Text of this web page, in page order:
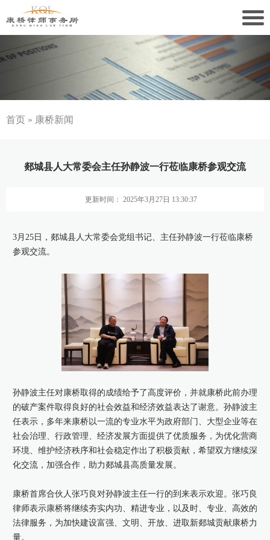
关于康桥
康桥文化
康桥党建
业务领域
社会责任
康桥出版
首页 » 康桥新闻
郯城县人大常委会主任孙静波一行莅临康桥参观交流
更新时间： 2025年3月27日 13:30:37
3月25日，郯城县人大常委会党组书记、主任孙静波一行莅临康桥
参观交流。
孙静波主任对康桥取得的成绩给予了高度评价，并就康桥此前办理
的破产案件取得良好的社会效益和经济效益表达了谢意。孙静波主
任表示，多年来康桥以一流的专业水平为政府部门、大型企业等在
社会治理、行政管理、经济发展方面提供了优质服务，为优化营商
环境、维护经济秩序和社会稳定作出了积极贡献，希望双方继续深
化交流，加强合作，助力郯城县高质量发展。
康桥首席合伙人张巧良对孙静波主任一行的到来表示欢迎。张巧良
律师表示康桥将继续夯实内功、精进专业，以及时、专业、高效的
法律服务，为加快建设富强、文明、开放、进取新郯城贡献康桥力
量。